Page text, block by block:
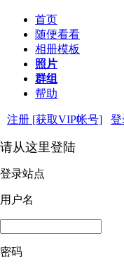
首页
随便看看
相册模板
照片
群组
帮助
注册 [获取VIP帐号] 登
请从这里登陆
登录站点
用户名
密码